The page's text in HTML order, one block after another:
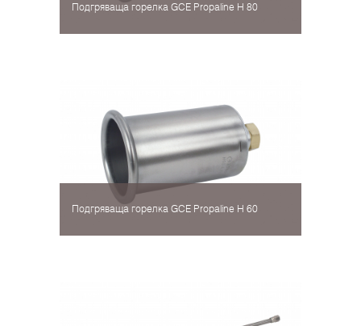
Подгряваща горелка GCE Propaline H 80
Подгряваща горелка GCE Propaline H 60